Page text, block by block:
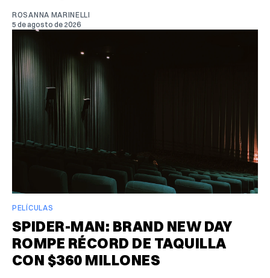
ROSANNA MARINELLI
5 de agosto de 2026
PELÍCULAS
SPIDER-MAN: BRAND NEW DAY
ROMPE RÉCORD DE TAQUILLA
CON $360 MILLONES